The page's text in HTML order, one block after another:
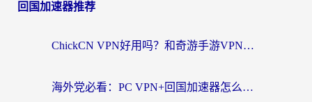
回国加速器推荐
ChickCN VPN好用吗？和奇游手游VPN对比哪个回国效果更好？海外党亲测实用指南
海外党必看：PC VPN+回国加速器怎么选？无缝访问国内资源全攻略